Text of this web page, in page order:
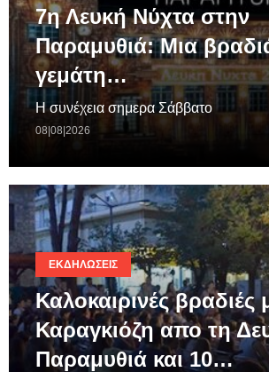
7η Λευκή Νύχτα στην
Παραμυθιά: Μια
γεμάτη…
Η συνέχεια σημερα Σάββατο
08|08|2026
ΕΚΔΗΛΏΣΕΙΣ
Καλοκαιρινές βραδιές
Καραγκιόζη απο τη
Παραμυθιά και 10…